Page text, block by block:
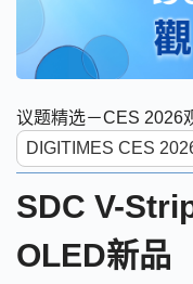
议题精选－CES 2026
SDC V-
OLED新品